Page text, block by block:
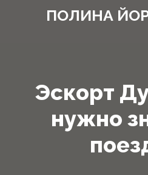
ПОЛИНА
Эскорт
нужно